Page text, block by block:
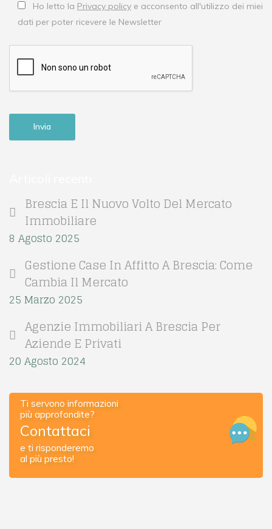
Ho letto la Privacy policy e acconsento all'utilizzo dei miei
dati per poter ricevere le Newsletter
Brescia E Il Nuovo Volto Del Mercato
Immobiliare
8 Agosto 2025
Gestione Case In Affitto A Brescia: Come
Cambia Il Mercato
25 Marzo 2025
Agenzie Immobiliari A Brescia Per
Aziende E Privati
20 Agosto 2024
Ti servono informazioni
più approfondite?
Contattaci
e ti risponderemo
al più presto!